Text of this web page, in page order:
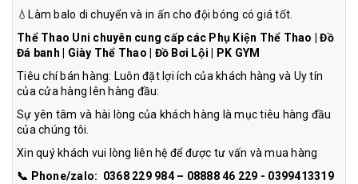
💧Làm balo di chuyển và in ấn cho đội bóng có giá tốt.
Thể Thao Uni chuyên cung cấp các Phụ Kiện Thể Thao | Đồ
Đá banh | Giày Thể Thao | Đồ Bơi Lội | PK GYM
Tiêu chí bán hàng: Luôn đặt lợi ích của khách hàng và Uy tín
của cửa hàng lên hàng đầu:
Sự yên tâm và hài lòng của khách hàng là mục tiêu hàng đầu
của chúng tôi.
Xin quý khách vui lòng liên hệ để được tư vấn và mua hàng
📞 Phone/zalo: 0368 229 984 – 08888 46 229 - 0399413319